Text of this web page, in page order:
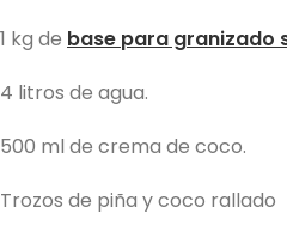
1 kg de base para granizado
4 litros de agua.
500 ml de crema de coco.
Trozos de piña y coco rallado